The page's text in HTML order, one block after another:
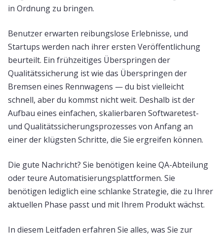
in Ordnung zu bringen.
Benutzer erwarten reibungslose Erlebnisse, und
Startups werden nach ihrer ersten Veröffentlichung
beurteilt. Ein frühzeitiges Überspringen der
Qualitätssicherung ist wie das Überspringen der
Bremsen eines Rennwagens — du bist vielleicht
schnell, aber du kommst nicht weit. Deshalb ist der
Aufbau eines einfachen, skalierbaren Softwaretest-
und Qualitätssicherungsprozesses von Anfang an
einer der klügsten Schritte, die Sie ergreifen können.
Die gute Nachricht? Sie benötigen keine QA-Abteilung
oder teure Automatisierungsplattformen. Sie
benötigen lediglich eine schlanke Strategie, die zu Ihrer
aktuellen Phase passt und mit Ihrem Produkt wächst.
In diesem Leitfaden erfahren Sie alles, was Sie zur